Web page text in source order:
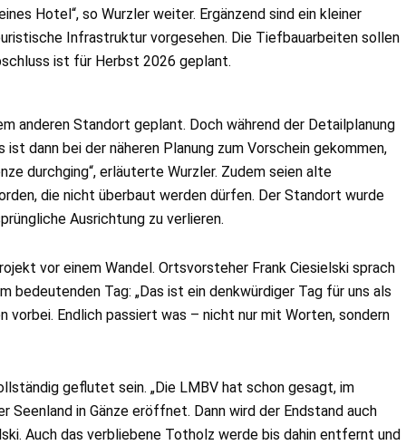
Hotel“, so Wurzler weiter. Ergänzend sind ein kleiner
Infrastruktur vorgesehen. Die Tiefbauarbeiten sollen
ist für Herbst 2026 geplant.
anderen Standort geplant. Doch während der Detailplanung
dann bei der näheren Planung zum Vorschein gekommen,
durchging“, erläuterte Wurzler. Zudem seien alte
die nicht überbaut werden dürfen. Der Standort wurde
Ausrichtung zu verlieren.
vor einem Wandel. Ortsvorsteher Frank Ciesielski sprach
bedeutenden Tag: „Das ist ein denkwürdiger Tag für uns als
vorbei. Endlich passiert was – nicht nur mit Worten, sondern
geflutet sein. „Die LMBV hat schon gesagt, im
Seenland in Gänze eröffnet. Dann wird der Endstand auch
Auch das verbliebene Totholz werde bis dahin entfernt und